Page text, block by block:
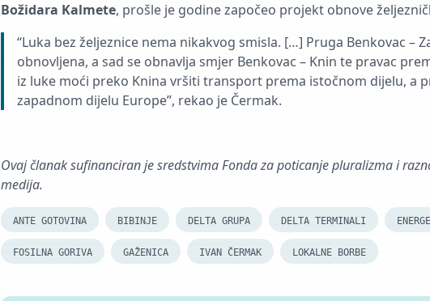
Božidara Kalmete, prošle je godine započeo projekt obnove
“Luka bez željeznice nema nikakvog smisla. […] Pruga Benkovac –
obnovljena, a sad se obnavlja smjer Benkovac – Knin te pravac
iz luke moći preko Knina vršiti transport prema istočnom dijelu, a
zapadnom dijelu Europe”, rekao je Čermak.
Ovaj članak sufinanciran je sredstvima Fonda za poticanje pluralizma i
medija.
ANTE GOTOVINA BIBINJE DELTA GRUPA DELTA TERMINALI
FOSILNA GORIVA GAŽENICA IVAN ČERMAK LOKALNE BORBE